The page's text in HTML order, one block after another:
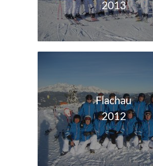
2013
Flachau
2012